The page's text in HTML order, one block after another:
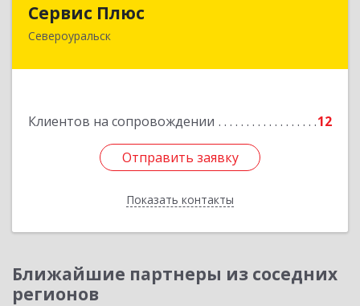
Сервис Плюс
Североуральск
Клиентов на сопровождении 12
Отправить заявку
Показать контакты
624480, Свердловская обл, Североуральск г,
Отправить заявку
Назад
Ближайшие партнеры из соседних
регионов